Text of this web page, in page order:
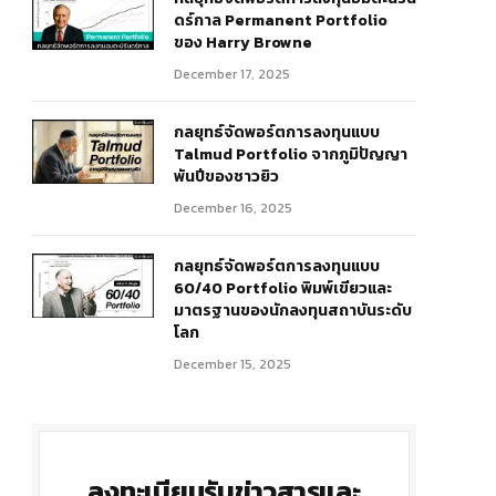
ดร์กาล Permanent Portfolio
ของ Harry Browne
December 17, 2025
กลยุทธ์จัดพอร์ตการลงทุนแบบ
Talmud Portfolio จากภูมิปัญญา
พันปีของชาวยิว
December 16, 2025
กลยุทธ์จัดพอร์ตการลงทุนแบบ
60/40 Portfolio พิมพ์เขียวและ
มาตรฐานของนักลงทุนสถาบันระดับ
โลก
December 15, 2025